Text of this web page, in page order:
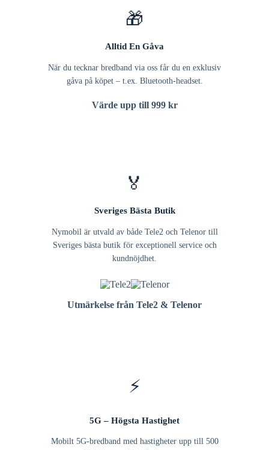
🎁
Alltid En Gåva
När du tecknar bredband via oss får du en exklusiv
gåva på köpet – t.ex. Bluetooth-headset.
Värde upp till 999 kr
🏅
Sveriges Bästa Butik
Nymobil är utvald av både Tele2 och Telenor till
Sveriges bästa butik för exceptionell service och
kundnöjdhet.
Utmärkelse från Tele2 & Telenor
⚡
5G – Högsta Hastighet
Mobilt 5G-bredband med hastigheter upp till 500